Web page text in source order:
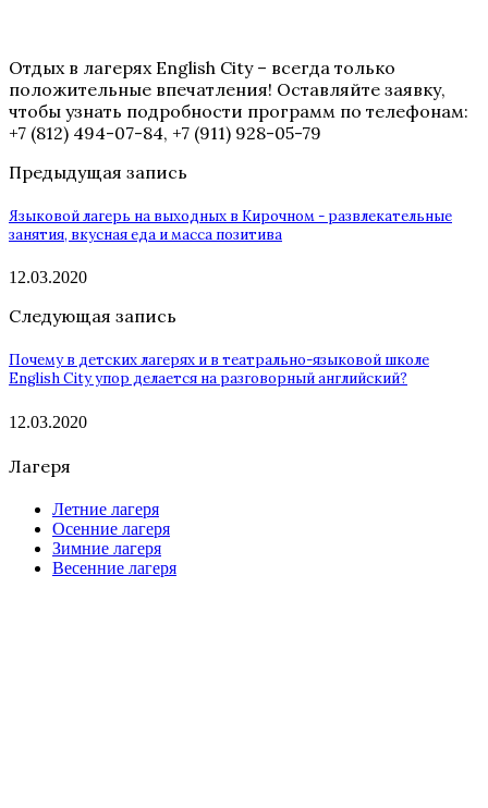
Отдых в лагерях English City – всегда только
положительные впечатления! Оставляйте заявку,
чтобы узнать подробности программ по телефонам:
+7 (812) 494-07-84, +7 (911) 928-05-79
Предыдущая запись
Языковой лагерь на выходных в Кирочном - развлекательные
занятия, вкусная еда и масса позитива
12.03.2020
Следующая запись
Почему в детских лагерях и в театрально-языковой школе
English City упор делается на разговорный английский?
12.03.2020
Лагеря
Летние лагеря
Осенние лагеря
Зимние лагеря
Весенние лагеря